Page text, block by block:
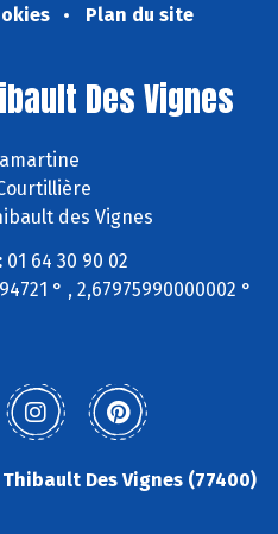
Plan du site
Des Vignes
des Vignes
01 64 30 90 02
° , 2,67975990000002 °
Des Vignes (77400)